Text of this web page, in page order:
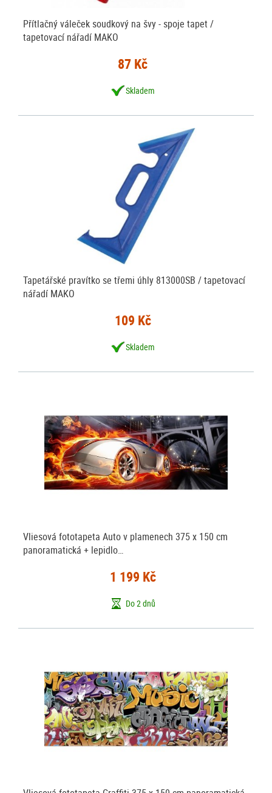
Přítlačný váleček soudkový na švy - spoje tapet /
tapetovací nářadí MAKO
87 Kč
Skladem
Tapetářské pravítko se třemi úhly 813000SB / tapetovací
nářadí MAKO
109 Kč
Skladem
Vliesová fototapeta Auto v plamenech 375 x 150 cm
panoramatická + lepidlo…
1 199 Kč
Do 2 dnů